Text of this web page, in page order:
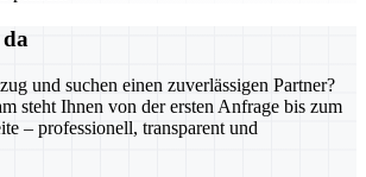
und suchen einen zuverlässigen Partner?
steht Ihnen von der ersten Anfrage bis zum
– professionell, transparent und